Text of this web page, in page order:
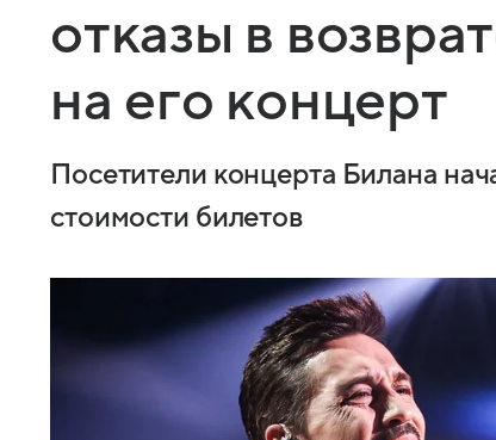
отказы в
на его концерт
Посетители концерта Билана
стоимости билетов